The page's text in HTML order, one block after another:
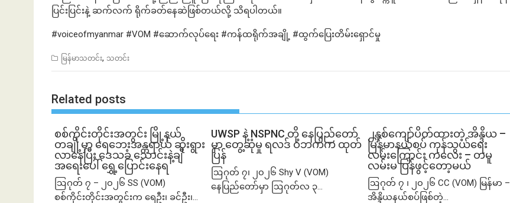
ပြင်းပြင်းနဲ့ ဆက်လက် ရိုက်ခတ်နေဆဲဖြစ်တယ်လို့ သိရပါတယ်။
#voiceofmyanmar #VOM #ဆောက်လုပ်ရေး #ကန်ထရိုက်အချို့ #ထွက်ပြေးတိမ်းရှောင်မှု
မြန်မာသတင်း, သတင်း
Related posts
စစ်ကိုင်းတိုင်းအတွင်း မြို့နယ်
တချို့မှာ ရေဘေးအန္တရာယ် ဆိုးရွား
လာနေပြီး ဒေသခံ သောင်းနဲ့ချီ
အရေးပေါ် ရွှေ့ပြောင်းနေရ
ဩဂုတ် ၇ – ၂၀၂၆ SS (VOM)
စစ်ကိုင်းတိုင်းအတွင်းက ရေဦး၊ ခင်ဦး၊...
UWSP နဲ့ NSPNC တို့ နေပြည်တော်
မှာ တွေ့ဆုံမှု ရလဒ် ဝဘက်က ထုတ်
ပြန်
ဩဂုတ် ၇၊ ၂၀၂၆ Shy V (VOM)
နေပြည်တော်မှာ ဩဂုတ်လ ၃...
၂နှစ်​ကျော်ပိတ်ထားတဲ့ အိန္ဒိယ –
မြန်မာနယ်စပ် ကုန်သွယ်ရေး
လမ်းကြောင်း ကလေး – တမူ
လမ်းမ ပြန်ဖွင့်တော့မယ်
ဩဂုတ် ၇ ၊ ၂၀၂၆ CC (VOM) မြန်မာ –
အိန္ဒိယနယ်စပ်ဖြစ်တဲ့...